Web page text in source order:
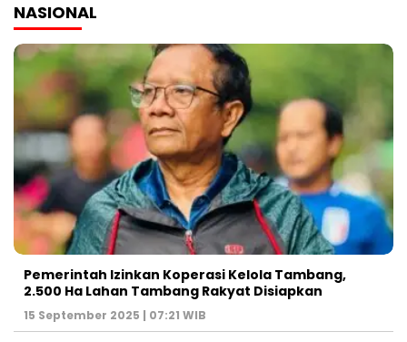
NASIONAL
Pemerintah Izinkan Koperasi Kelola Tambang,
2.500 Ha Lahan Tambang Rakyat Disiapkan
15 September 2025 | 07:21 WIB